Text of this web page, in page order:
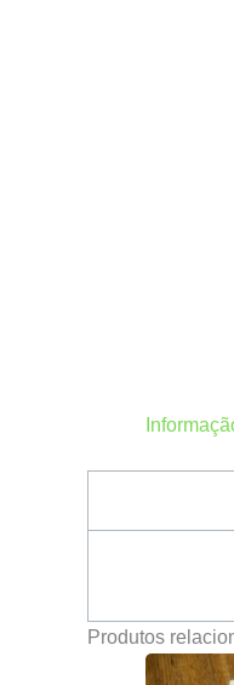
Produtos